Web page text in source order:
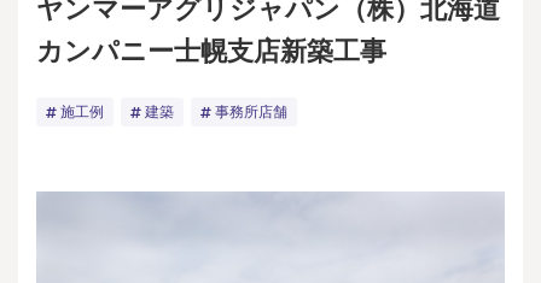
ヤンマーアグリジャパン（株）北海道
カンパニー士幌支店新築工事
施工例 建築 事務所店舗